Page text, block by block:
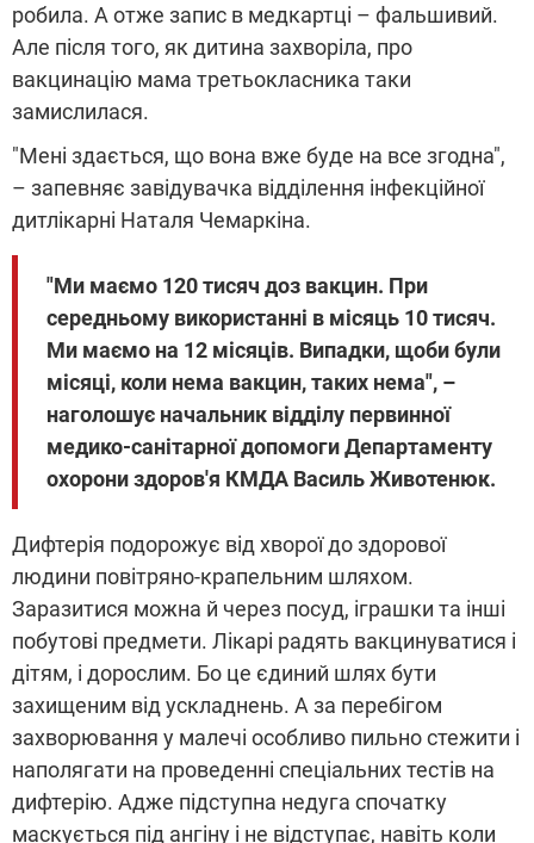
робила. А отже запис в медкартці – фальшивий.
Але після того, як дитина захворіла, про
вакцинацію мама третьокласника таки
замислилася.
"Мені здається, що вона вже буде на все згодна",
– запевняє завідувачка відділення інфекційної
дитлікарні Наталя Чемаркіна.
"Ми маємо 120 тисяч доз вакцин. При
середньому використанні в місяць 10 тисяч.
Ми маємо на 12 місяців. Випадки, щоби були
місяці, коли нема вакцин, таких нема", –
наголошує начальник відділу первинної
медико-санітарної допомоги Департаменту
охорони здоров'я КМДА Василь Животенюк.
Дифтерія подорожує від хворої до здорової
людини повітряно-крапельним шляхом.
Заразитися можна й через посуд, іграшки та інші
побутові предмети. Лікарі радять вакцинуватися і
дітям, і дорослим. Бо це єдиний шлях бути
захищеним від ускладнень. А за перебігом
захворювання у малечі особливо пильно стежити і
наполягати на проведенні спеціальних тестів на
дифтерію. Адже підступна недуга спочатку
маскується під ангіну і не відступає, навіть коли